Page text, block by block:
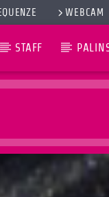
WEBCAM
STAFF